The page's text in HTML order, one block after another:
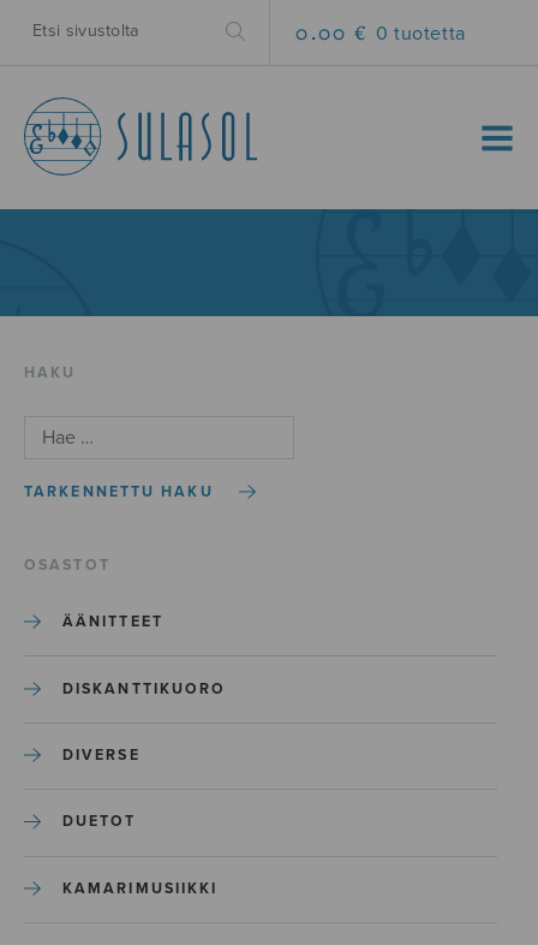
0.00 € 0 tuotetta
MENU
HAKU
TARKENNETTU HAKU
OSASTOT
ÄÄNITTEET
DISKANTTIKUORO
DIVERSE
DUETOT
KAMARIMUSIIKKI